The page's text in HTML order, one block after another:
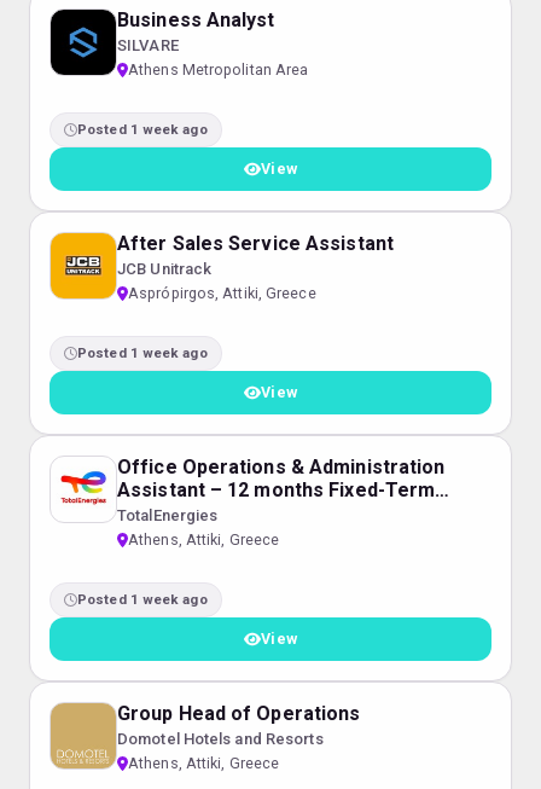
Business Analyst
SILVARE
Athens Metropolitan Area
Posted 1 week ago
View
After Sales Service Assistant
JCB Unitrack
Asprópirgos, Attiki, Greece
Posted 1 week ago
View
Office Operations & Administration
Assistant – 12 months Fixed-Term
Contract
TotalEnergies
Athens, Attiki, Greece
Posted 1 week ago
View
Group Head of Operations
Domotel Hotels and Resorts
Athens, Attiki, Greece